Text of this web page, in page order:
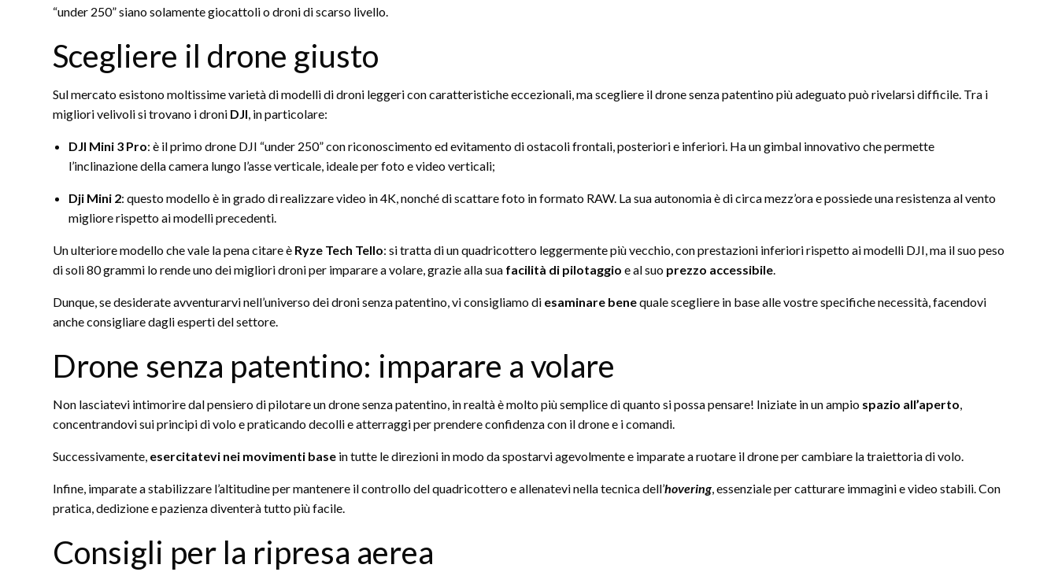
“under 250” siano solamente giocattoli o droni di scarso livello.
Scegliere il drone giusto
Sul mercato esistono moltissime varietà di modelli di droni leggeri con caratteristiche eccezionali, ma scegliere il drone senza patentino più adeguato può rivelarsi difficile. Tra i
migliori velivoli si trovano i droni DJI, in particolare:
DJI Mini 3 Pro: è il primo drone DJI “under 250” con riconoscimento ed evitamento di ostacoli frontali, posteriori e inferiori. Ha un gimbal innovativo che permette
l’inclinazione della camera lungo l’asse verticale, ideale per foto e video verticali;
Dji Mini 2: questo modello è in grado di realizzare video in 4K, nonché di scattare foto in formato RAW. La sua autonomia è di circa mezz’ora e possiede una resistenza al vento
migliore rispetto ai modelli precedenti.
Un ulteriore modello che vale la pena citare è Ryze Tech Tello: si tratta di un quadricottero leggermente più vecchio, con prestazioni inferiori rispetto ai modelli DJI, ma il suo peso
di soli 80 grammi lo rende uno dei migliori droni per imparare a volare, grazie alla sua facilità di pilotaggio e al suo prezzo accessibile.
Dunque, se desiderate avventurarvi nell’universo dei droni senza patentino, vi consigliamo di esaminare benequale scegliere in base alle vostre specifiche necessità, facendovi
anche consigliare dagli esperti del settore.
Drone senza patentino: imparare a volare
Non lasciatevi intimorire dal pensiero di pilotare un drone senza patentino, in realtà è molto più semplice di quanto si possa pensare! Iniziate in un ampio spazio all’aperto,
concentrandovi sui principi di volo e praticando decolli e atterraggi per prendere confidenza con il drone e i comandi.
Successivamente, esercitatevi nei movimenti base in tutte le direzioni in modo da spostarvi agevolmente e imparate a ruotare il drone per cambiare la traiettoria di volo.
Infine, imparate a stabilizzare l’altitudine per mantenere il controllo del quadricottero e allenatevi nella tecnica dell’hovering, essenziale per catturare immagini e video stabili. Con
pratica, dedizione e pazienza diventerà tutto più facile.
Consigli per la ripresa aerea